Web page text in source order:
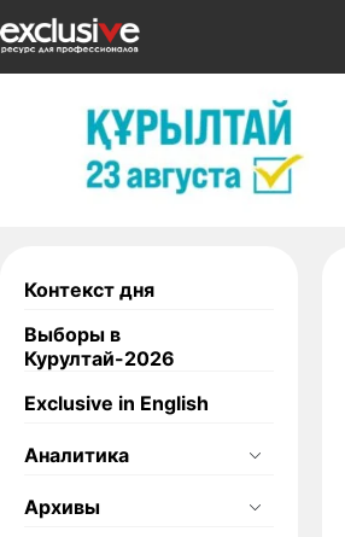
Контекст дня
Выборы в
Курултай-2026
Exclusive in English
Аналитика
Архивы